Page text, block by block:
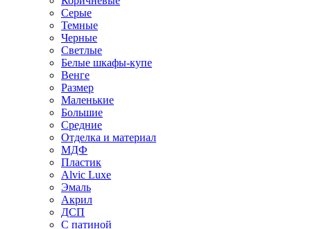
Серые
Темные
Черные
Светлые
Белые шкафы-купе
Венге
Размер
Маленькие
Большие
Средние
Отделка и материал
МДФ
Пластик
Alvic Luxe
Эмаль
Акрил
ДСП
С патиной